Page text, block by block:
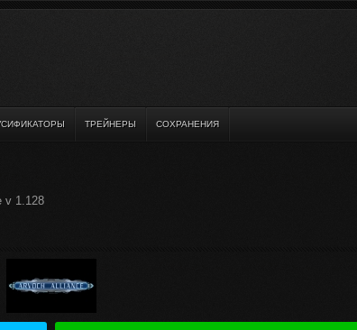
ТРЕЙНЕРЫ СОХРАНЕНИЯ
v 1.128